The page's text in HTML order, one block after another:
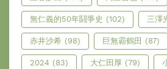
無仁義的50年鬪爭史 (102) 三澤
赤井沙希 (98) 巨無霸鶴田 (87)
2024 (83) 大仁田厚 (79)